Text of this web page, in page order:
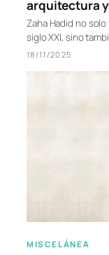
arquitectura
Zaha Hadid no
siglo XXI, sino
18/11/2025
MISCELÁNEA